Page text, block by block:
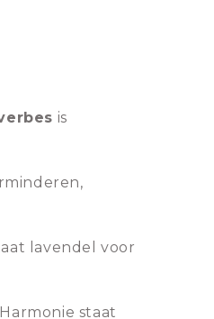
is
lavendel voor
staat